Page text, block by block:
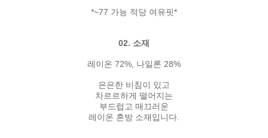
*~77 가능 적당 여유핏*
02. 소재
레이온 72%, 나일론 28%
은은한 비침이 있고
차르르하게 떨어지는
부드럽고 매끄러운
레이온 혼방 소재입니다.